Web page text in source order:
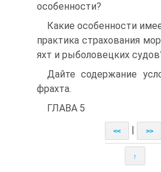
особенности?
Какие особенности
практика страхования
яхт и рыболовецких
Дайте содержание
фрахта.
ГЛАВА 5
<< >>
↑